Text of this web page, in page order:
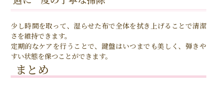
少し時間を取って、湿らせた布で全体を拭き上げることで清潔
さを維持できます。
定期的なケアを行うことで、鍵盤はいつまでも美しく、弾きや
すい状態を保つことができます。
まとめ